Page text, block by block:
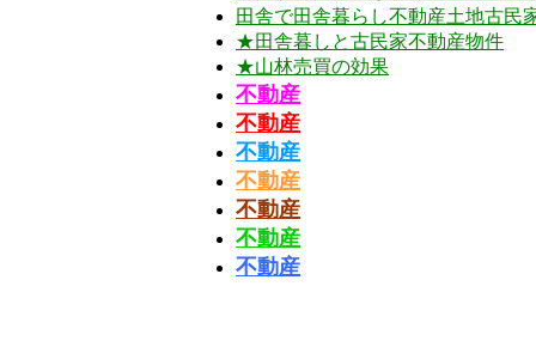
田舎で田舎暮らし不動産土地古民
★田舎暮しと古民家不動産物件
★山林売買の効果
不動産
不動産
不動産
不動産
不動産
不動産
不動産